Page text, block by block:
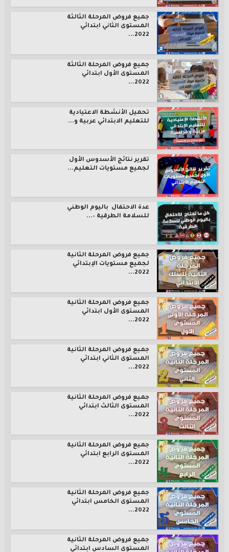
جميع فروض المرحلة الثالثة
المستوى الثاني ابتدائي
2022...
جميع فروض المرحلة الثالثة
المستوى الأول ابتدائي
2022...
تحميل الأنشطة الاعتيادية
للتعليم الابتدائي عربية و...
تقرير نتائج الأسدوس الأول
لجميع مستويات التعليم...
عدة الاحتفال باليوم الوطني
للسلامة الطرقية –...
جميع فروض المرحلة الثانية
لجميع مستويات الإبتدائي
2022...
جميع فروض المرحلة الثانية
المستوى الأول ابتدائي
2022...
جميع فروض المرحلة الثانية
المستوى الثاني ابتدائي
2022...
جميع فروض المرحلة الثانية
المستوى الثالث ابتدائي
2022...
جميع فروض المرحلة الثانية
المستوى الرابع ابتدائي
2022...
جميع فروض المرحلة الثانية
المستوى الخامس ابتدائي
2022...
جميع فروض المرحلة الثانية
المستوى السادس ابتدائي